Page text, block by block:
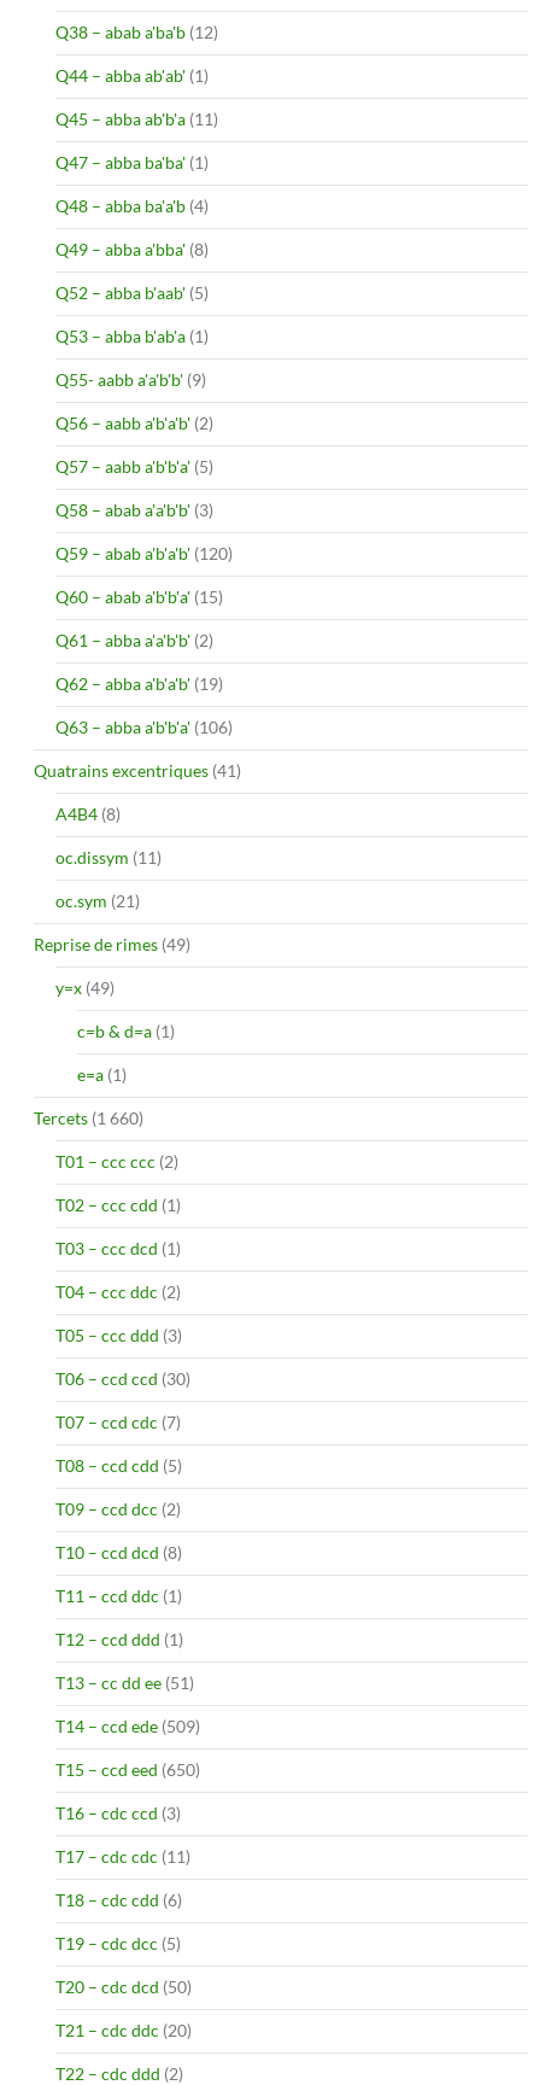
Q38 – abab a'ba'b (12)
Q44 – abba ab'ab' (1)
Q45 – abba ab'b'a (11)
Q47 – abba ba'ba' (1)
Q48 – abba ba'a'b (4)
Q49 – abba a'bba' (8)
Q52 – abba b'aab' (5)
Q53 – abba b'ab'a (1)
Q55- aabb a'a'b'b' (9)
Q56 – aabb a'b'a'b' (2)
Q57 – aabb a'b'b'a' (5)
Q58 – abab a'a'b'b' (3)
Q59 – abab a'b'a'b' (120)
Q60 – abab a'b'b'a' (15)
Q61 – abba a'a'b'b' (2)
Q62 – abba a'b'a'b' (19)
Q63 – abba a'b'b'a' (106)
Quatrains excentriques (41)
A4B4 (8)
oc.dissym (11)
oc.sym (21)
Reprise de rimes (49)
y=x (49)
c=b & d=a (1)
e=a (1)
Tercets (1 660)
T01 – ccc ccc (2)
T02 – ccc cdd (1)
T03 – ccc dcd (1)
T04 – ccc ddc (2)
T05 – ccc ddd (3)
T06 – ccd ccd (30)
T07 – ccd cdc (7)
T08 – ccd cdd (5)
T09 – ccd dcc (2)
T10 – ccd dcd (8)
T11 – ccd ddc (1)
T12 – ccd ddd (1)
T13 – cc dd ee (51)
T14 – ccd ede (509)
T15 – ccd eed (650)
T16 – cdc ccd (3)
T17 – cdc cdc (11)
T18 – cdc cdd (6)
T19 – cdc dcc (5)
T20 – cdc dcd (50)
T21 – cdc ddc (20)
T22 – cdc ddd (2)